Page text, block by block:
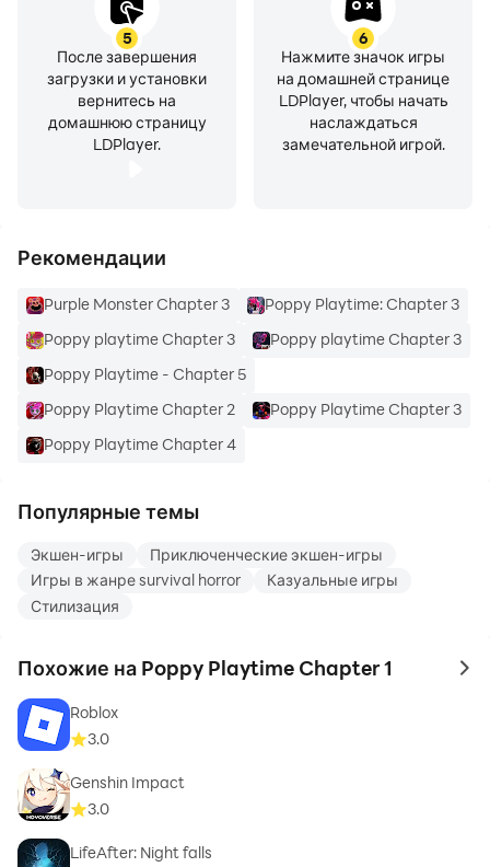
5
После завершения
загрузки и установки
вернитесь на
домашнюю страницу
LDPlayer.
6
Нажмите значок игры
на домашней странице
LDPlayer, чтобы начать
наслаждаться
замечательной игрой.
Рекомендации
Purple Monster Chapter 3
Poppy Playtime: Chapter 3
Poppy playtime Chapter 3
Poppy playtime Chapter 3
Poppy Playtime - Chapter 5
Poppy Playtime Chapter 2
Poppy Playtime Chapter 3
Poppy Playtime Chapter 4
Популярные темы
Экшен-игры
Приключенческие экшен-игры
Игры в жанре survival horror
Казуальные игры
Стилизация
Похожие на Poppy Playtime Chapter 1 to
Roblox
3.0
Genshin Impact
3.0
LifeAfter: Night falls